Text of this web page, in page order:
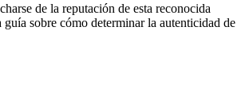
de la reputación de esta reconocida
sobre cómo determinar la autenticidad de